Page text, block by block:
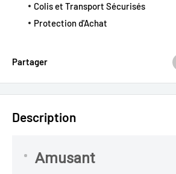
Colis et Transport Sécurisés
Protection d'Achat
Partager
Description
Amusant